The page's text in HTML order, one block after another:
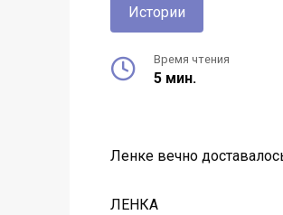
Истории
Время чтения
5 мин.
Ленке вечно
ЛЕНКА